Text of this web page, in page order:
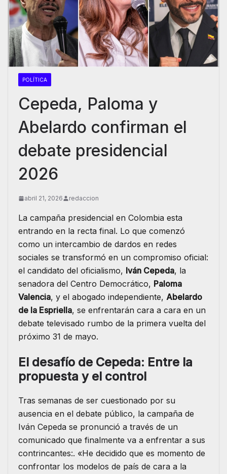
POLÍTICA
Cepeda, Paloma y
Abelardo confirman el
debate presidencial
2026
abril 21, 2026 redaccion
La campaña presidencial en Colombia esta
entrando en la recta final. Lo que comenzó
como un intercambio de dardos en redes
sociales se transformó en un compromiso oficial:
el candidato del oficialismo, Iván Cepeda, la
senadora del Centro Democrático, Paloma
Valencia, y el abogado independiente, Abelardo
de la Espriella, se enfrentarán cara a cara en un
debate televisado rumbo de la primera vuelta del
próximo 31 de mayo.
El desafío de Cepeda: Entre la
propuesta y el control
Tras semanas de ser cuestionado por su
ausencia en el debate público, la campaña de
Iván Cepeda se pronunció a través de un
comunicado que finalmente va a enfrentar a sus
contrincantes:. «He decidido que es momento de
confrontar los modelos de país de cara a la